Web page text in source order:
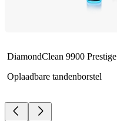
DiamondClean 9900 Prestige
Oplaadbare tandenborstel